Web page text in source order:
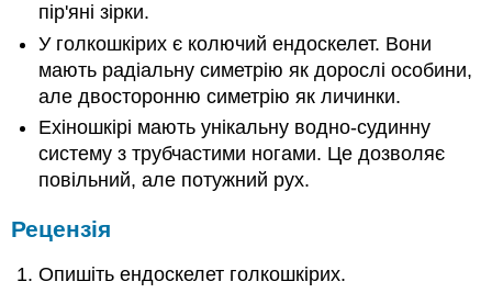
пір'яні зірки.
У голкошкірих є колючий ендоскелет. Вони
мають радіальну симетрію як дорослі особини,
але двосторонню симетрію як личинки.
Ехіношкірі мають унікальну водно-судинну
систему з трубчастими ногами. Це дозволяє
повільний, але потужний рух.
Рецензія
Опишіть ендоскелет голкошкірих.